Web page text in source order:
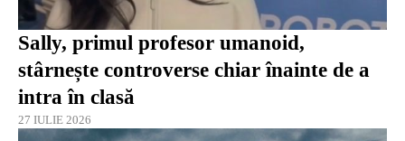
Sally, primul profesor umanoid,
stârnește controverse chiar înainte de a
intra în clasă
27 IULIE 2026